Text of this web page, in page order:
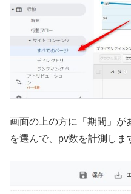
画面の上の方に「期間」が
を選んで、pv数を計測しま